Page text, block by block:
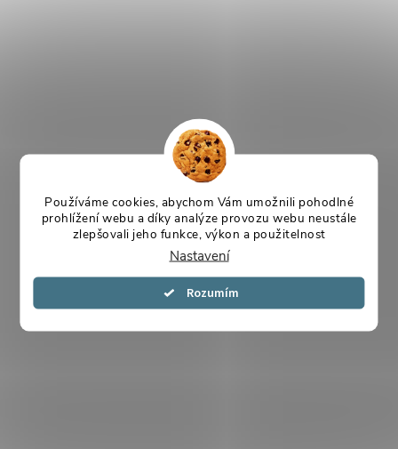
Používáme cookies, abychom Vám umožnili pohodlné
prohlížení webu a díky analýze provozu webu neustále
zlepšovali jeho funkce, výkon a použitelnost
Nastavení
Souhlasím